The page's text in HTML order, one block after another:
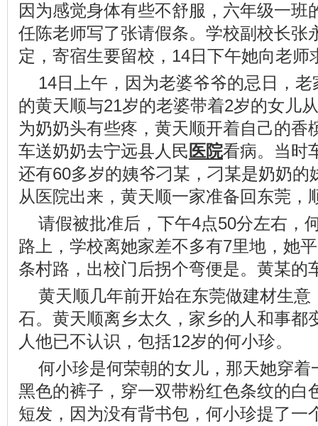
因为感觉身体有些不舒服，六年级一班
任陈老师写了张请假条。学校副校长张
定，寄宿生要留校，14日下午她向老师
14日上午，因为老婆爷爷的忌日，
的黄天顺与21岁的老婆带着2岁的女儿
为奶奶头有些疼，黄天顺开着自己的香
车送奶奶去宁远县人民 医院看病。当时
还有60多岁的姨爷刁某，刁某是奶奶的
从医院出来，黄天顺一家准备回东莞，
请假被批准后，下午4点50分左右，
路上，学校离她家差不多有7里地，她
条村路，出校门后拐个弯便是。黄某的
黄天顺几年前开始在东莞做建材生意
石。黄天顺离乡太久，家乡的人和事都
人他已不认识，包括12岁的何小珍。
何小珍是何荣朝的女儿，那天她穿
黑色的裤子，穿一双带粉红色条纹的白
短发，因为没有背书包，何小珍提了一